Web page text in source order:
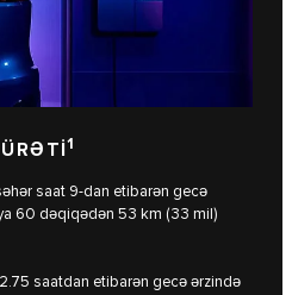
1
saat 9-dan etibarən gecə
60 dəqiqədən 53 km (33 mil)
saatdan etibarən gecə ərzində